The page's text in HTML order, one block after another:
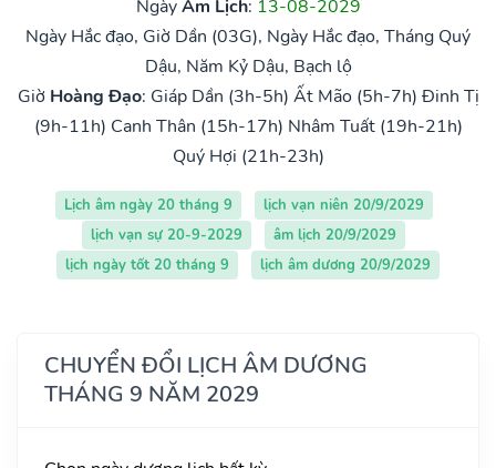
NgàyÂm Lịch: 13-08-2029
Ngày Hắc đạo, Giờ Dần (03G), Ngày Hắc đạo, Tháng Quý
Dậu, Năm Kỷ Dậu, Bạch lộ
Giờ Hoàng Đạo: Giáp Dần (3h-5h) Ất Mão (5h-7h) Đinh Tị
(9h-11h) Canh Thân (15h-17h) Nhâm Tuất (19h-21h)
Quý Hợi (21h-23h)
Lịch âm ngày 20 tháng 9
lịch vạn niên 20/9/2029
lịch vạn sự 20-9-2029
âm lịch 20/9/2029
lịch ngày tốt 20 tháng 9
lịch âm dương 20/9/2029
CHUYỂN ĐỔI LỊCH ÂM DƯƠNG
THÁNG 9 NĂM 2029